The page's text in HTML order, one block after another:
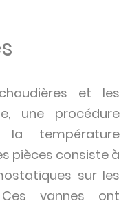
et les
une procédure
la température
pièces consiste à
sur les
vannes ont